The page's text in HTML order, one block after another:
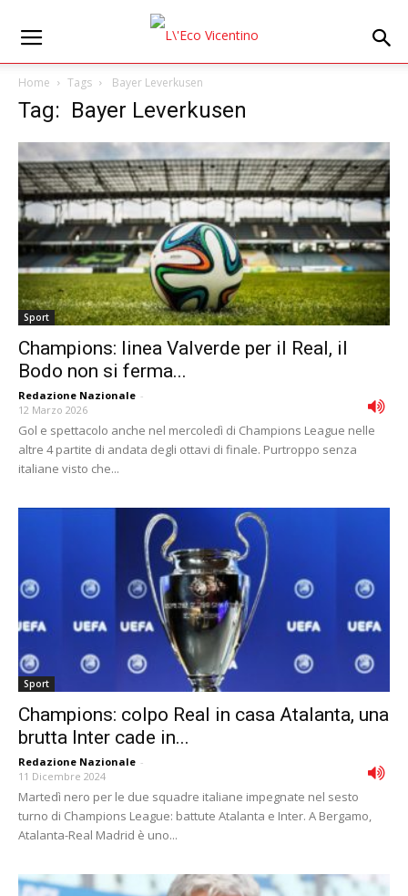
Home Tags Bayer Leverkusen
Tag: Bayer Leverkusen
Sport
Champions: linea Valverde per il Real, il
Bodo non si ferma...
Redazione Nazionale -
12 Marzo 2026
Gol e spettacolo anche nel mercoledì di Champions League nelle
altre 4 partite di andata degli ottavi di finale. Purtroppo senza
italiane visto che...
Sport
Champions: colpo Real in casa Atalanta, una
brutta Inter cade in...
Redazione Nazionale -
11 Dicembre 2024
Martedì nero per le due squadre italiane impegnate nel sesto
turno di Champions League: battute Atalanta e Inter. A Bergamo,
Atalanta-Real Madrid è uno...